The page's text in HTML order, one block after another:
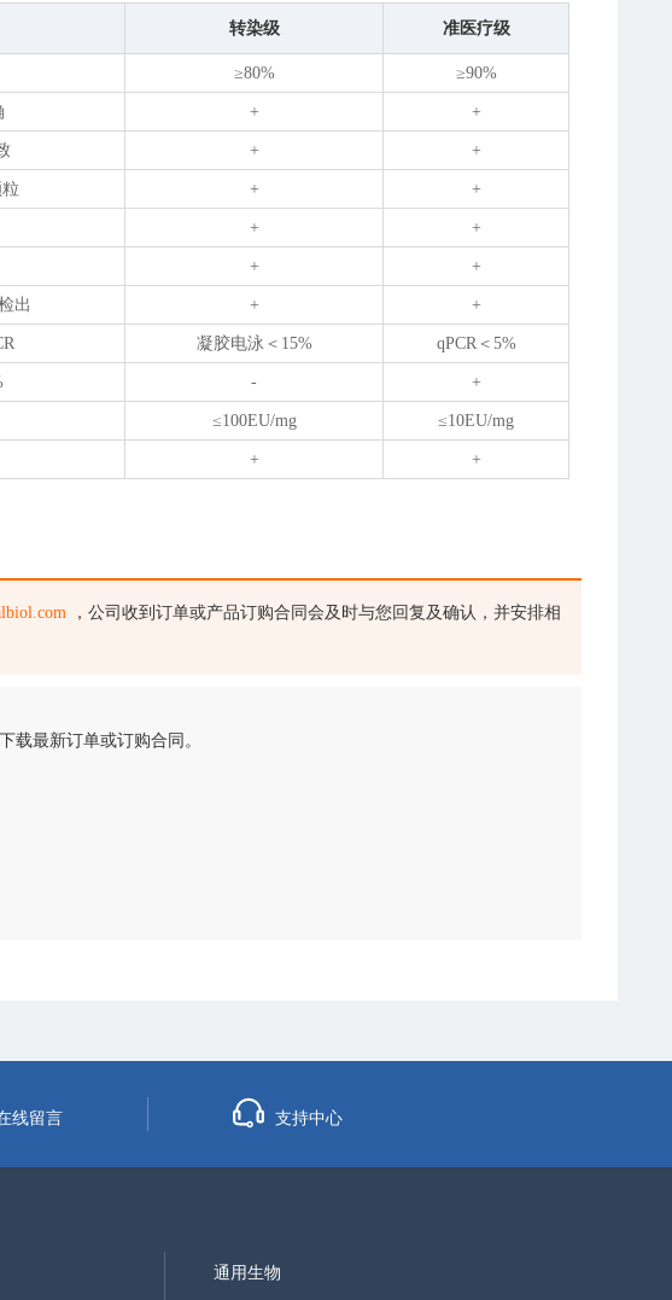
转染级 准医疗级
≥80% ≥90%
+ +
+ +
+ +
+ +
+ +
出 + +
凝胶电泳＜15% qPCR＜5%
- +
≤100EU/mg ≤10EU/mg
+ +
，公司收到订单或产品订购合同会及时与您回复及确认，并安排相
载最新订单或订购合同。
线留言 支持中心
通用生物